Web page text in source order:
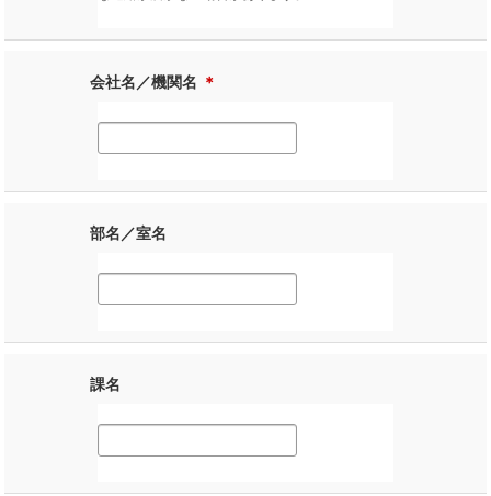
会社名／機関名 ＊
部名／室名
課名